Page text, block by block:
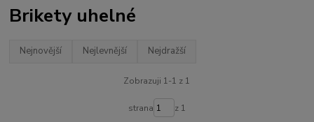
Brikety uhelné
Nejnovější Nejlevnější Nejdražší
Zobrazuji 1-1 z 1
strana z 1